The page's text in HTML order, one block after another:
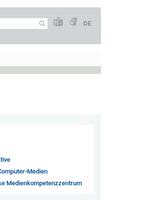
DE
Medien
Medienkompetenzzentrum